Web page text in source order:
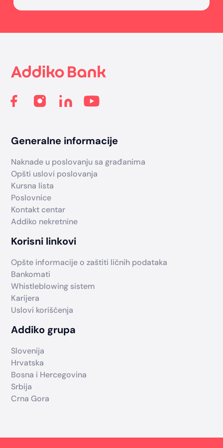
Generalne informacije
Naknade u poslovanju sa građanima
Opšti uslovi poslovanja
Kursna lista
Poslovnice
Kontakt centar
Addiko nekretnine
Korisni linkovi
Opšte informacije o zaštiti ličnih podataka
Bankomati
Whistleblowing sistem
Karijera
Uslovi korišćenja
Addiko grupa
Slovenija
Hrvatska
Bosna i Hercegovina
Srbija
Crna Gora